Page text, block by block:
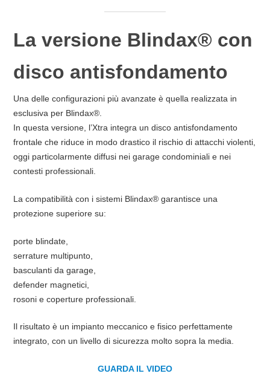
La versione Blindax® con
disco antisfondamento
Una delle configurazioni più avanzate è quella realizzata in
esclusiva per Blindax®.
In questa versione, l’Xtra integra un disco antisfondamento
frontale che riduce in modo drastico il rischio di attacchi violenti,
oggi particolarmente diffusi nei garage condominiali e nei
contesti professionali.
La compatibilità con i sistemi Blindax® garantisce una
protezione superiore su:
porte blindate,
serrature multipunto,
basculanti da garage,
defender magnetici,
rosoni e coperture professionali.
Il risultato è un impianto meccanico e fisico perfettamente
integrato, con un livello di sicurezza molto sopra la media.
GUARDA IL VIDEO